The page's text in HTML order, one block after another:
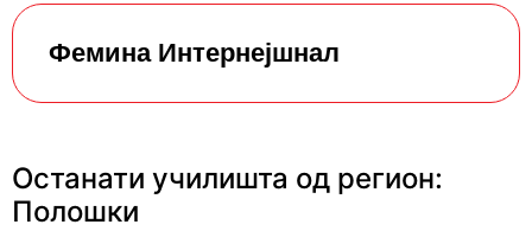
Фемина Интернејшнал
Останати училишта од регион:
Полошки